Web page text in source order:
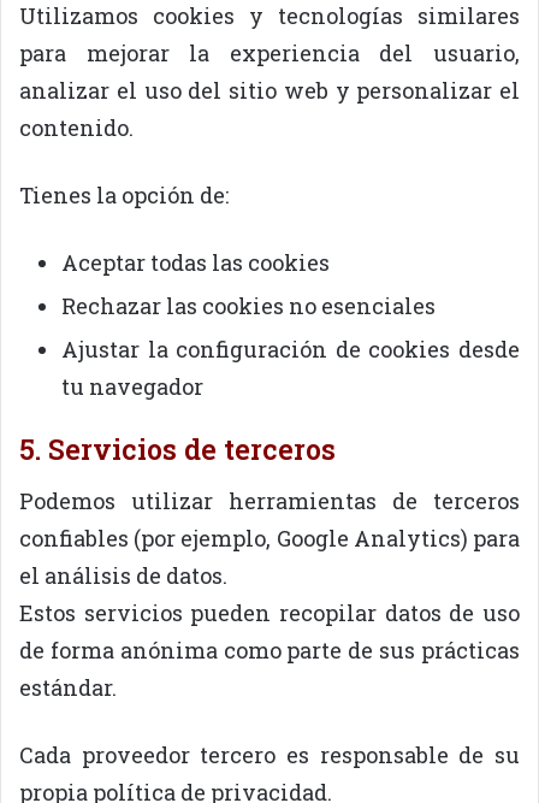
Utilizamos cookies y tecnologías similares
para mejorar la experiencia del usuario,
analizar el uso del sitio web y personalizar el
contenido.
Tienes la opción de:
Aceptar todas las cookies
Rechazar las cookies no esenciales
Ajustar la configuración de cookies desde
tu navegador
5. Servicios de terceros
Podemos utilizar herramientas de terceros
confiables (por ejemplo, Google Analytics) para
el análisis de datos.
Estos servicios pueden recopilar datos de uso
de forma anónima como parte de sus prácticas
estándar.
Cada proveedor tercero es responsable de su
propia política de privacidad.